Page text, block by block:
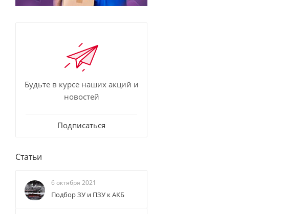
Будьте в курсе наших акций и
новостей
Подписаться
Статьи
6 октября 2021
Подбор ЗУ и ПЗУ к АКБ